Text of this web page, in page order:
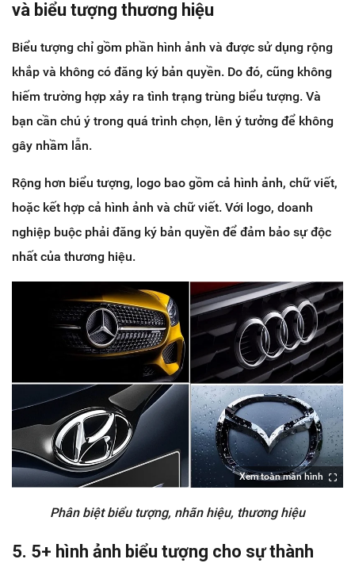
và biểu tượng thương hiệu
Biểu tượng chỉ gồm phần hình ảnh và được sử dụng rộng
khắp và không có đăng ký bản quyền. Do đó, cũng không
hiếm trường hợp xảy ra tình trạng trùng biểu tượng. Và
bạn cần chú ý trong quá trình chọn, lên ý tưởng để không
gây nhầm lẫn.
Rộng hơn biểu tượng, logo bao gồm cả hình ảnh, chữ viết,
hoặc kết hợp cả hình ảnh và chữ viết. Với logo, doanh
nghiệp buộc phải đăng ký bản quyền để đảm bảo sự độc
nhất của thương hiệu.
Xem toàn màn hình
Phân biệt biểu tượng, nhãn hiệu, thương hiệu
5. 5+ hình ảnh biểu tượng cho sự thành